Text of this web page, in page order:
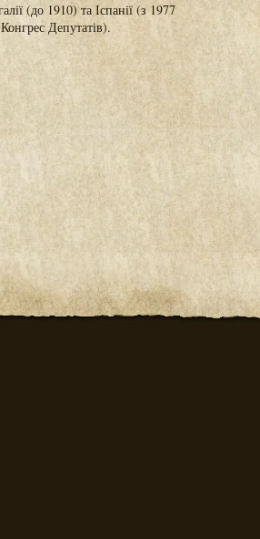
(до 1910) та Іспанії (з 1977
Депутатів).